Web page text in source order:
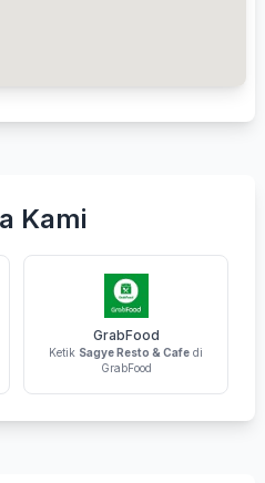
Kami
GrabFood
Ketik Sagye Resto & Cafe di
GrabFood